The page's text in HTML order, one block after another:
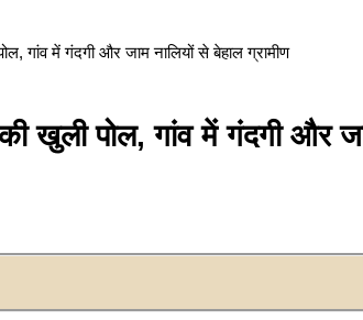
गांव में गंदगी और जाम नालियों से बेहाल ग्रामीण
पोल, गांव में गंदगी और